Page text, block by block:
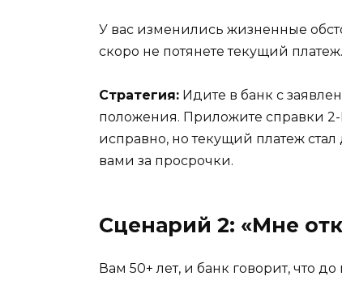
У вас изменились жизненные
скоро не потянете текущий платеж.
Стратегия: Идите в банк с
положения. Приложите справки
исправно, но текущий платеж
вами за просрочки.
Сценарий 2: «Мне
Вам 50+ лет, и банк говорит, что